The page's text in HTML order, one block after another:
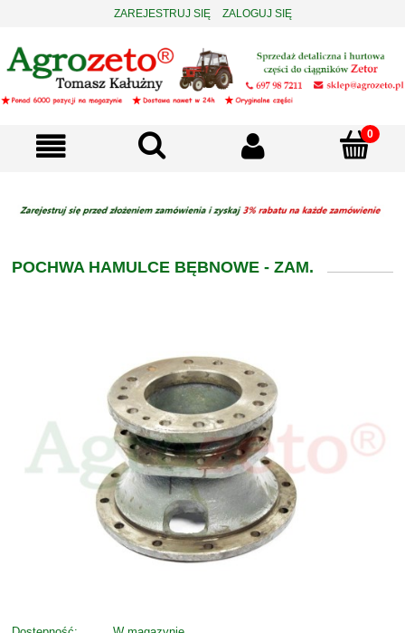
ZAREJESTRUJ SIĘ ZALOGUJ SIĘ
POCHWA HAMULCE BĘBNOWE - ZAM.